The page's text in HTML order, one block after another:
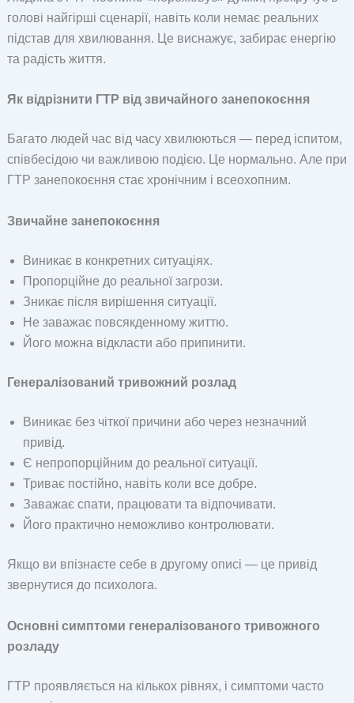
голові найгірші сценарії, навіть коли немає реальних
підстав для хвилювання. Це виснажує, забирає енергію
та радість життя.
Як відрізнити ГТР від звичайного занепокоєння
Багато людей час від часу хвилюються — перед іспитом,
співбесідою чи важливою подією. Це нормально. Але при
ГТР занепокоєння стає хронічним і всеохопним.
Звичайне занепокоєння
Виникає в конкретних ситуаціях.
Пропорційне до реальної загрози.
Зникає після вирішення ситуації.
Не заважає повсякденному життю.
Його можна відкласти або припинити.
Генералізований тривожний розлад
Виникає без чіткої причини або через незначний
привід.
Є непропорційним до реальної ситуації.
Триває постійно, навіть коли все добре.
Заважає спати, працювати та відпочивати.
Його практично неможливо контролювати.
Якщо ви впізнаєте себе в другому описі — це привід
звернутися до психолога.
Основні симптоми генералізованого тривожного
розладу
ГТР проявляється на кількох рівнях, і симптоми часто